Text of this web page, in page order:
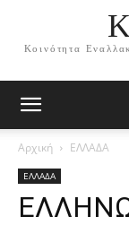
Κοινότητα
Αρχική ΕΛΛΑΔΑ
ΕΛΛΑΔΑ